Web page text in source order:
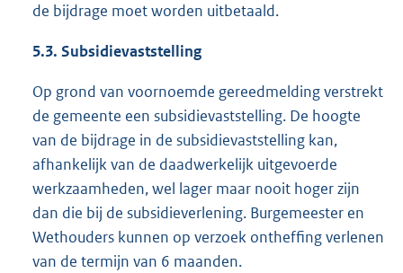
de bijdrage moet worden uitbetaald.
5.3. Subsidievaststelling
Op grond van voornoemde gereedmelding verstrekt
de gemeente een subsidievaststelling. De hoogte
van de bijdrage in de subsidievaststelling kan,
afhankelijk van de daadwerkelijk uitgevoerde
werkzaamheden, wel lager maar nooit hoger zijn
dan die bij de subsidieverlening. Burgemeester en
Wethouders kunnen op verzoek ontheffing verlenen
van de termijn van 6 maanden.